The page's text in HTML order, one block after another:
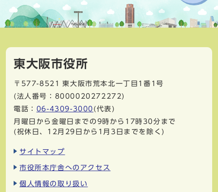
東大阪市役所
〒577-8521
東大阪市荒本北一丁目1番1号
(法人番号：8000020272272)
電話： 06-4309-3000 (代表)
月曜日から金曜日までの9時から17時30分まで
(祝休日、12月29日から1月3日までを除く)
サイトマップ
市役所本庁舎へのアクセス
個人情報の取り扱い